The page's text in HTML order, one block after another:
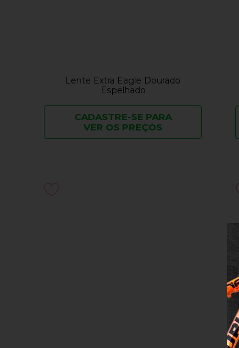
Lente Extra Eagle Dourado
Espelhado
CADASTRE-SE PARA
VER OS PREÇOS